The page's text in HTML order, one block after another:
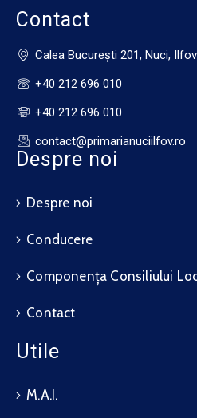
Contact
Calea Bucureşti 201, Nuci, Ilfov
+40 212 696 010
+40 212 696 010
contact@primarianuciilfov.ro
Despre noi
Despre noi
Conducere
Componența Consiliului
Contact
Utile
M.A.I.